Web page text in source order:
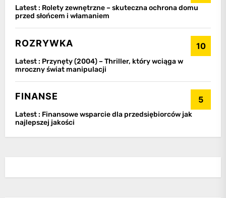
Latest : Rolety zewnętrzne – skuteczna ochrona domu
przed słońcem i włamaniem
ROZRYWKA 10
Latest : Przynęty (2004) – Thriller, który wciąga w
mroczny świat manipulacji
FINANSE 5
Latest : Finansowe wsparcie dla przedsiębiorców jak
najlepszej jakości